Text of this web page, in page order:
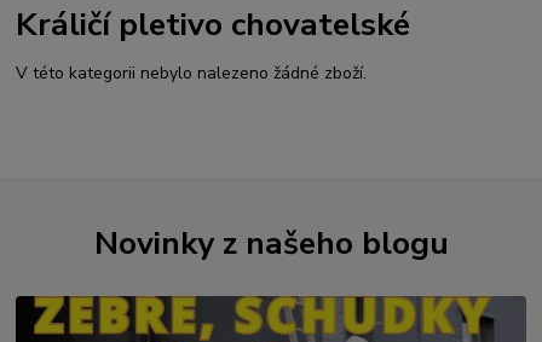
Králičí pletivo chovatelské
V této kategorii nebylo nalezeno žádné zboží.
Novinky z našeho blogu